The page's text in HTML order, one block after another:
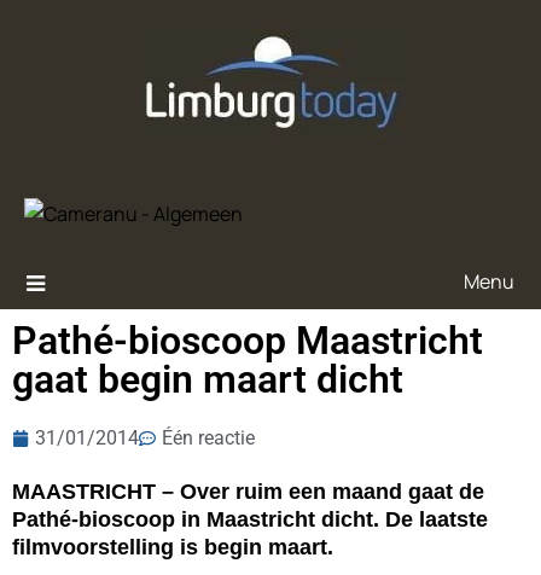
Menu
Pathé-bioscoop Maastricht
gaat begin maart dicht
31/01/2014 Één reactie
MAASTRICHT – Over ruim een maand gaat de
Pathé-bioscoop in Maastricht dicht. De laatste
filmvoorstelling is begin maart.